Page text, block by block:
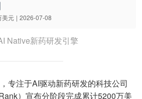
美元 | 2026-07-08
Native新药研发引擎
专注于AI驱动新药研发的科技公司
）宣布分阶段完成累计5200万美